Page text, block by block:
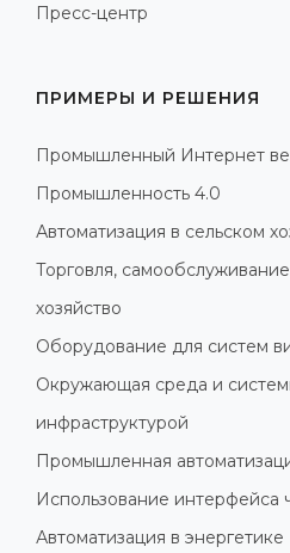
Пресс-центр
ПРИМЕРЫ И РЕШЕНИЯ
Промышленный Интернет
Промышленность 4.0
Автоматизация в сельском
Торговля,
хозяйство
Оборудование для систем
Окружающая среда и
инфраструктурой
Промышленная
Использование интерфейса
Автоматизация в энергетике